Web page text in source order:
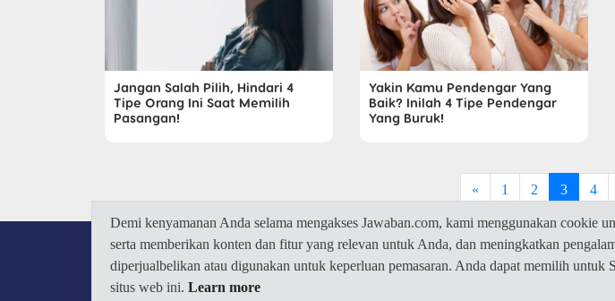
Jangan Salah Pilih, Hindari 4
Tipe Orang Ini Saat Memilih
Pasangan!
Yakin Kamu Pendengar Yang
Baik? Inilah 4 Tipe Pendengar
Yang Buruk!
« 1 2 3 4
Demi kenyamanan Anda selama mengakses Jawaban.com, kami menggunakan cookie
serta memberikan konten dan fitur yang relevan untuk Anda, dan meningkatkan
diperjualbelikan atau digunakan untuk keperluan pemasaran. Anda dapat memilih untuk
situs web ini. Learn more
© 2026